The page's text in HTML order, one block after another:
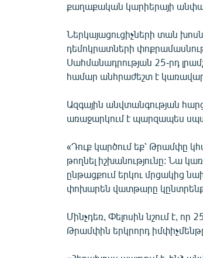
քաղաքական կարիերայի
Ներկայացուցիչների տան
դեմոկրատների
Սահմանադրության 25-րդ
համար անհրաժեշտ է
Ազգային անվտանգության
առաջարկում է պարզապես
«Դուք կարծում եք՝ Թրամփը
թողնել իշխանությունը: Նա
ընթացքում երկու մրցակից
փոխարեն վատթարը
Մինչդեռ, Փելոսին նշում է, որ
Թրամփին երկրորդ